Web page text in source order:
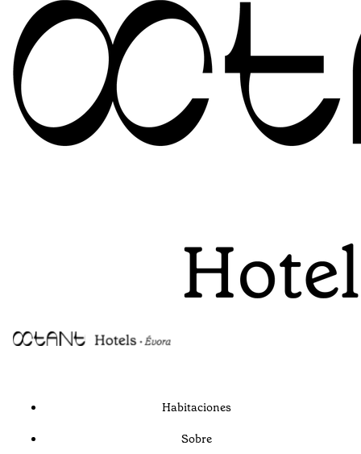
Habitaciones
Sobre